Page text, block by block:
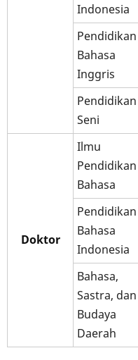
Indonesia
Pendidikan
Bahasa
Inggris
Pendidikan
Seni
Doktor
Ilmu
Pendidikan
Bahasa
Pendidikan
Bahasa
Indonesia
Bahasa,
Sastra, dan
Budaya
Daerah